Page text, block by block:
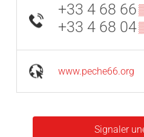
+33 4 68 66
+33 4 68 04
www.peche66.org
Signaler